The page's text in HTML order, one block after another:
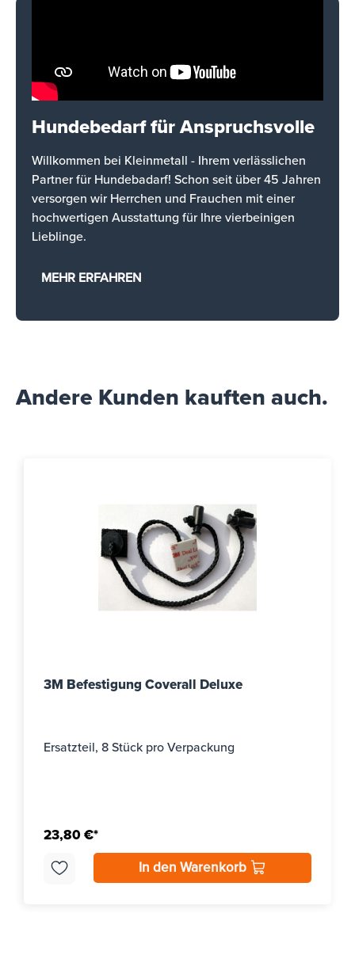
Hundebedarf für Anspruchsvolle
Willkommen bei Kleinmetall - Ihrem verlässlichen
Partner für Hundebadarf! Schon seit über 45 Jahren
versorgen wir Herrchen und Frauchen mit einer
hochwertigen Ausstattung für Ihre vierbeinigen
Lieblinge.
MEHR ERFAHREN
Andere Kunden kauften auch.
3M Befestigung Coverall Deluxe
Ersatzteil, 8 Stück pro Verpackung
23,80 €*
In den Warenkorb